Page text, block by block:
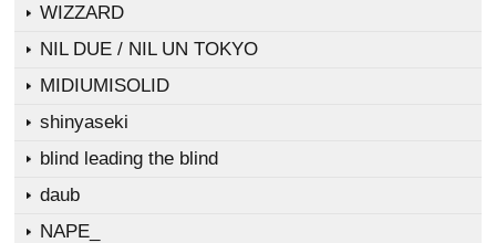
WIZZARD
NIL DUE / NIL UN TOKYO
MIDIUMISOLID
shinyaseki
blind leading the blind
daub
NAPE_